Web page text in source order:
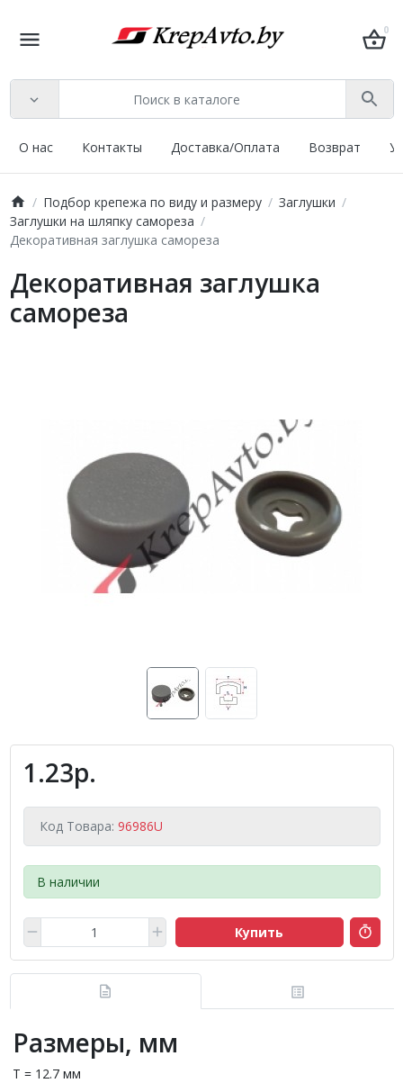
0
О нас Контакты Доставка/Оплата Возврат
Подбор крепежа по виду и размеру
Заглушки
Заглушки на шляпку самореза
Декоративная заглушка самореза
Декоративная заглушка
самореза
1.23р.
Код Товара: 96986U
В наличии
Купить
Размеры, мм
T = 12.7 мм